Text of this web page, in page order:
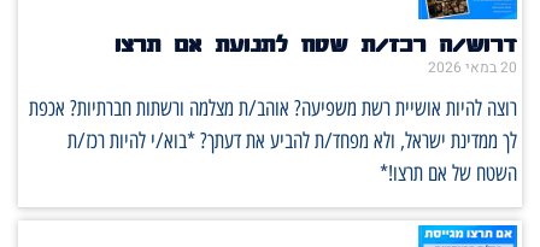
דרוש/ה רכז/ת שטח לתנועת אם תרצו
20 במאי 2026
רוצה להיות אושיית רשת משפיעה? אוהב/ת מצלמה ורשתות חברתיות? אכפת
לך ממדינת ישראל, ולא מפחד/ת להביע את דעתך? *בוא/י להיות רכז/ת
השטח של אם תרצו!*